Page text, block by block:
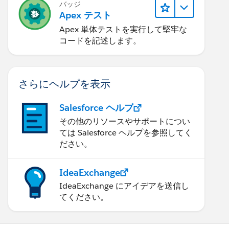
バッジ
Apex テスト
Apex 単体テストを実行して堅牢な
コードを記述します。
さらにヘルプを表示
Salesforce ヘルプ
その他のリソースやサポートについ
ては Salesforce ヘルプを参照してく
ださい。
IdeaExchange
IdeaExchange にアイデアを送信し
てください。